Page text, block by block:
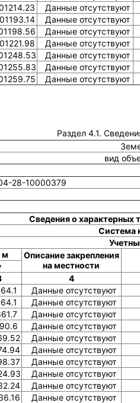
Данные отсутствуют
Данные отсутствуют
Данные отсутствуют
Данные отсутствуют
Данные отсутствуют
Данные отсутствуют
Данные отсутствуют
Раздел 4.1.
вид
28-10000379
Сведения о характерных
Система
м
Описание закрепления
на местности
4
Данные отсутствуют
Данные отсутствуют
Данные отсутствуют
Данные отсутствуют
Данные отсутствуют
Данные отсутствуют
Данные отсутствуют
Данные отсутствуют
Данные отсутствуют
Данные отсутствуют